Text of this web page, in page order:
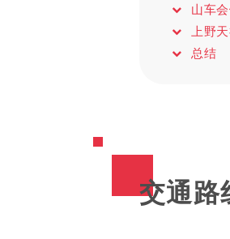
山车
上野
总结
交通路